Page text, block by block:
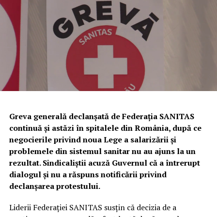
PHARM, TERAPIA – O COMPANIE SUN PHARMA, TIS
PHARMACEUTICAL, VIM SPECTRUM, ZENTIVA.
sancțiune contravențională în valoare de
conform prevederilor Legii nr. 171/2010 privind
stabilirea și sancționarea contravențiilor silvice.
Totodată, a fost dispusă măsura complementară a
confiscării unei cantități de
338 de kilograme de trufe
evaluate la
81.120 de lei
Urmează verificări privind utilizarea
câinilor pentru identificarea
trufelor
Polițiștii au anunțat că, în perioada următoare,
specialiștii din cadrul Biroului pentru Protecția
Animalelor vor efectua controale privind respectarea
legislației referitoare la deținerea și utilizarea câinilor de
urmă folosiți la identificarea trufelor.
Greva generală declanșată de Federația SANITAS
continuă și astăzi în spitalele din România, după ce
negocierile privind noua Lege a salarizării și
problemele din sistemul sanitar nu au ajuns la un
rezultat. Sindicaliștii acuză Guvernul că a întrerupt
dialogul și nu a răspuns notificării privind
declanșarea protestului.
Liderii Federației SANITAS susțin că decizia de a